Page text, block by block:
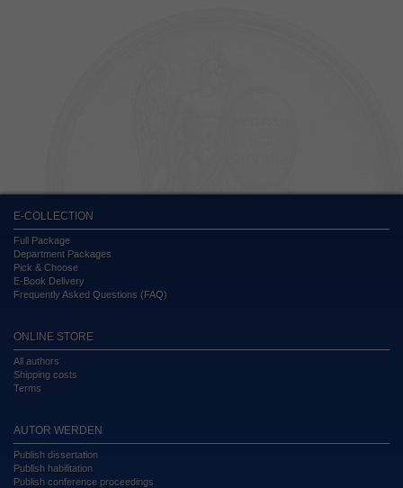
E-COLLECTION
Full Package
Department Packages
Pick & Choose
E-Book Delivery
Frequently Asked Questions (FAQ)
ONLINE STORE
All authors
Shipping costs
Terms
AUTOR WERDEN
Publish dissertation
Publish habilitation
Publish conference proceedings